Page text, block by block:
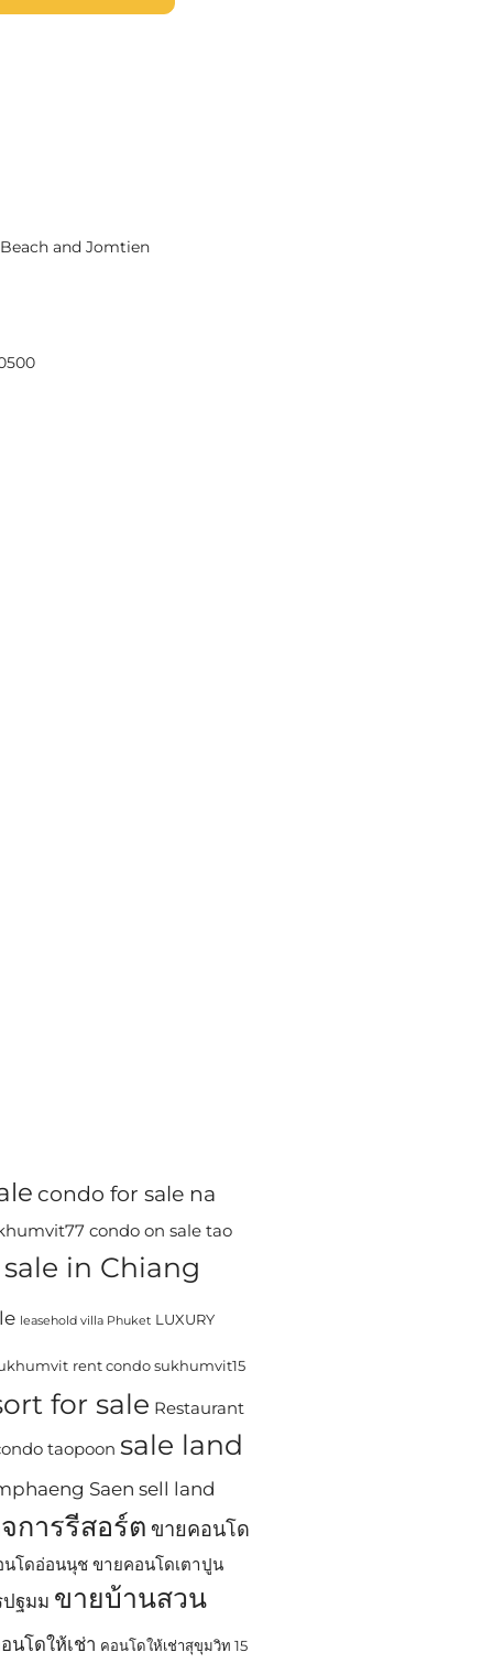
and Jomtien
condo for sale na
condo on sale tao
in Chiang
leasehold villa Phuket LUXURY
rent condo sukhumvit15
for sale Restaurant
taopoon sale land
Saen sell land
การรีสอร์ต ขายคอนโด
นโดอ่อนนุช ขายคอนโดเตาปูน
ปฐมม ขายบ้านสวน
นโดให้เช่า คอนโดให้เช่าสุขุมวิท 15